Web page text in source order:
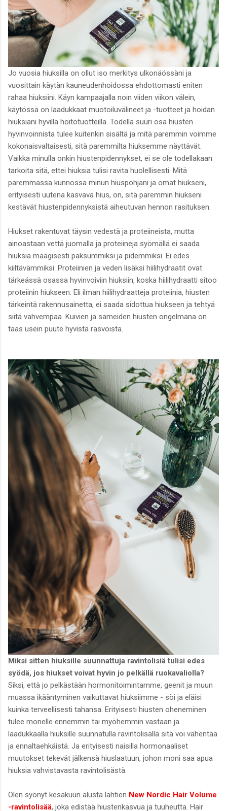
Jo vuosia hiuksilla on ollut iso merkitys ulkonäössäni ja
vuosittain käytän kauneudenhoidossa ehdottomasti eniten
rahaa hiuksiini. Käyn kampaajalla noin viiden viikon välein,
käytössä on laadukkaat muotoiluvälineet ja -tuotteet ja hoidan
hiuksiani hyvillä hoitotuotteilla. Todella suuri osa hiusten
hyvinvoinnista tulee kuitenkin sisältä ja mitä paremmin voimme
kokonaisvaltaisesti, sitä paremmilta hiuksemme näyttävät.
Vaikka minulla onkin hiustenpidennykset, ei se ole todellakaan
tarkoita sitä, ettei hiuksia tulisi ravita huolellisesti. Mitä
paremmassa kunnossa minun hiuspohjani ja omat hiukseni,
erityisesti uutena kasvava hius, on, sitä paremmin hiukseni
kestävät hiustenpidennyksistä aiheutuvan hennon rasituksen.
Hiukset rakentuvat täysin vedestä ja proteiineista, mutta
ainoastaan vettä juomalla ja proteiineja syömällä ei saada
hiuksia maagisesti paksummiksi ja pidemmiksi. Ei edes
kiiltävämmiksi. Proteiinien ja veden lisäksi hiilihydraatit ovat
tärkeässä osassa hyvinvoiviin hiuksiin, koska hiilihydraatti sitoo
proteiinin hiukseen. Eli ilman hiilihydraatteja proteiinia, hiusten
tärkeintä rakennusainetta, ei saada sidottua hiukseen ja tehtyä
siitä vahvempaa. Kuivien ja sameiden hiusten ongelmana on
taas usein puute hyvistä rasvoista.
Miksi sitten hiuksille suunnattuja ravintolisiä tulisi edes
syödä, jos hiukset voivat hyvin jo pelkällä ruokavaliolla?
Siksi, että jo pelkästään hormonitoimintamme, geenit ja muun
muassa ikääntyminen vaikuttavat hiuksiimme - söi ja eläisi
kuinka terveellisesti tahansa. Erityisesti hiusten oheneminen
tulee monelle ennemmin tai myöhemmin vastaan ja
laadukkaalla hiuksille suunnatulla ravintolisällä sitä voi vähentää
ja ennaltaehkäistä. Ja erityisesti naisilla hormonaaliset
muutokset tekevät jälkensä hiuslaatuun, johon moni saa apua
hiuksia vahvistavasta ravintolisästä.
Olen syönyt kesäkuun alusta lähtien New Nordic Hair Volume
-ravintolisää, joka edistää hiustenkasvua ja tuuheutta. Hair